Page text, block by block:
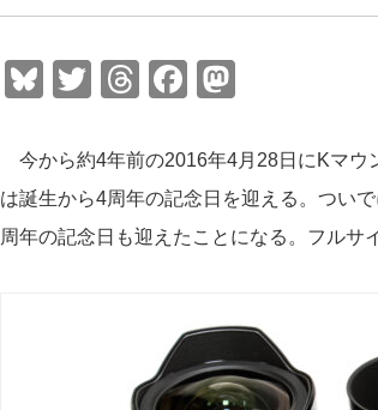
Bl
e
sk
y
T
tt
er
T
e
a
d
F
c
e
b
k
st
o
d
今から約4年前の2016年4月28日にKマウ
は誕生から4周年の記念日を迎える。つい
周年の記念日も迎えたことになる。フルサ